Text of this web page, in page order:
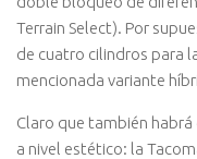
Terrain Select). Por
de cuatro cilindros para
mencionada variante
Claro que también habrá
a nivel estético: la